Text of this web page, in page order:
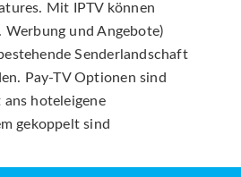
Mit IPTV können
Werbung und Angebote)
Senderlandschaft
Pay-TV Optionen sind
hoteleigene
gekoppelt sind